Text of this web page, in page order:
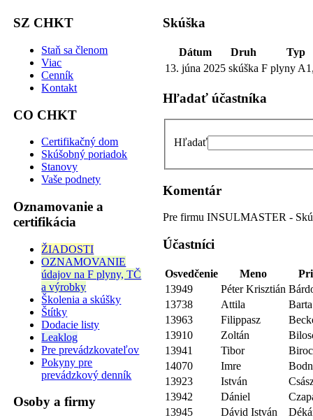
SZ CHKT
Staň sa členom
Viac
Cenník
Kontakt
CO CHKT
Certifikačný dom
Skúšobný poriadok
Stanovy
Vaše podnety
Oznamovanie a
certifikácia
ŽIADOSTI
OZNAMOVANIE
údajov na F plyny, TČ
a výrobky
Školenia a skúšky
Štítky
Dodacie listy
Leaklog
Pre prevádzkovateľov
Pokyny pre
prevádzkový denník
Osoby a firmy
Skúška
Dátum Druh
Typ
13. júna 2025 skúška F plyny
Hľadať účastníka
Hľadať
Komentár
Pre firmu INSULMASTER -
Účastníci
Osvedčenie Meno
13949
Péter Krisztián
13738
Attila
Barta
13963
Filippasz
13910
Zoltán
13941
Tibor
14070
Imre
13923
István
13942
Dániel
13945
Dávid István